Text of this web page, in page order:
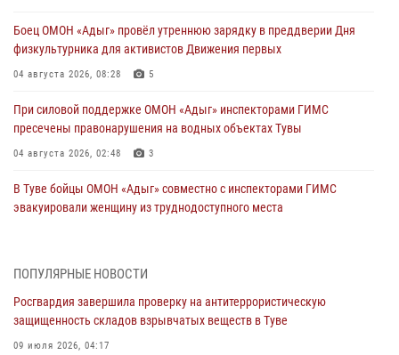
Боец ОМОН «Адыг» провёл утреннюю зарядку в преддверии Дня
физкультурника для активистов Движения первых
04 августа 2026, 08:28 5
При силовой поддержке ОМОН «Адыг» инспекторами ГИМС
пресечены правонарушения на водных объектах Тувы
04 августа 2026, 02:48 3
В Туве бойцы ОМОН «Адыг» совместно с инспекторами ГИМС
эвакуировали женщину из труднодоступного места
Росгвардия проверила организацию отдыха детей в детских
31 июля 2026, 03:49
Сотрудники вневедомственной охраны приняли участие в акции
ПОПУЛЯРНЫЕ НОВОСТИ
Росгвардия завершила проверку на антитеррористическую
защищенность складов взрывчатых веществ в Туве
09 июля 2026, 04:17